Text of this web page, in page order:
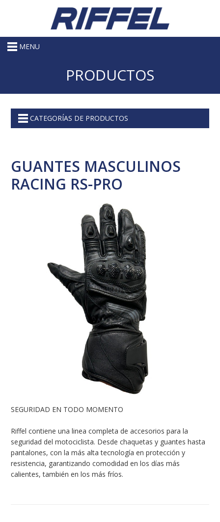
MENU
PRODUCTOS
CATEGORÍAS DE PRODUCTOS
GUANTES MASCULINOS
RACING RS-PRO
SEGURIDAD EN TODO MOMENTO
Riffel contiene una linea completa de accesorios para la
seguridad del motociclista. Desde chaquetas y guantes hasta
pantalones, con la más alta tecnología en protección y
resistencia, garantizando comodidad en los días más
calientes, también en los más fríos.